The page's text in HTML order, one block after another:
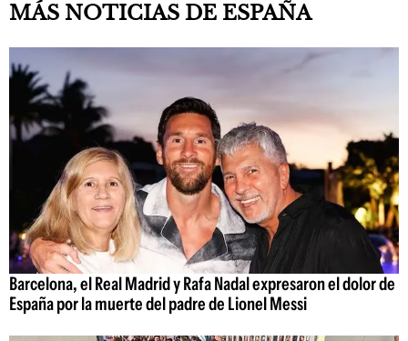
MÁS NOTICIAS DE ESPAÑA
Barcelona, el Real Madrid y Rafa Nadal expresaron el dolor de
España por la muerte del padre de Lionel Messi